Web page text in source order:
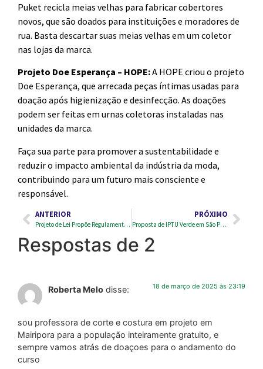
Puket recicla meias velhas para fabricar cobertores
novos, que são doados para instituições e moradores de
rua. Basta descartar suas meias velhas em um coletor
nas lojas da marca.
Projeto Doe Esperança – HOPE:A HOPE criou o projeto
Doe Esperança, que arrecada peças íntimas usadas para
doação após higienização e desinfecção. As doações
podem ser feitas em urnas coletoras instaladas nas
unidades da marca.
Faça sua parte para promover a sustentabilidade e
reduzir o impacto ambiental da indústria da moda,
contribuindo para um futuro mais consciente e
responsável.
ANTERIOR
Projeto de Lei Propõe Regulamentação Rigorosa para Descarte de Baterias de Aparelhos Móveis
PRÓXIMO
Proposta de IPTU Verde em São Paulo: Incentivo à Reciclagem e Sustentabilidade
Respostas de 2
Roberta Melo disse: 18 de março de 2025 às 23:19
sou professora de corte e costura em projeto em
Mairipora para a população inteiramente gratuito, e
sempre vamos atrás de doaçoes para o andamento do
curso